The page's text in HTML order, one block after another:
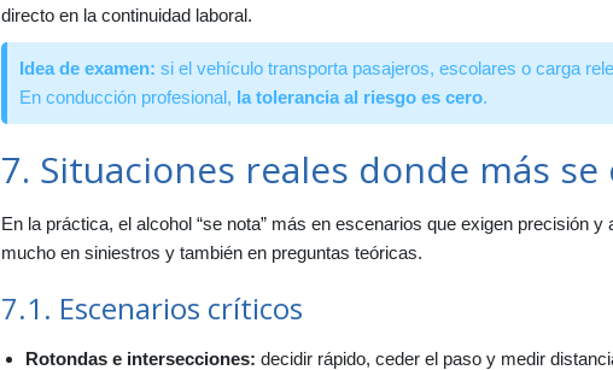
directo en la continuidad laboral.
Idea de examen: si el vehículo transporta pasajeros, escolares o carga
En conducción profesional, la tolerancia al riesgo es cero.
7. Situaciones reales donde más
En la práctica, el alcohol “se nota” más en escenarios que exigen precisión
mucho en siniestros y también en preguntas teóricas.
7.1. Escenarios críticos
Rotondas e intersecciones: decidir rápido, ceder el paso y medir